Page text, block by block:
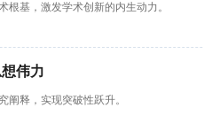
基，激发学术创新的内生动力。
伟力
阐释，实现突破性跃升。